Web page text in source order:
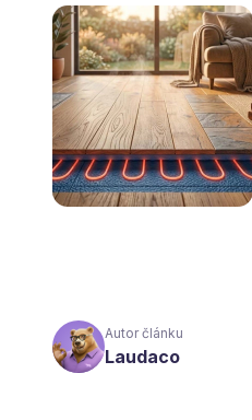
Autor článku
Laudaco